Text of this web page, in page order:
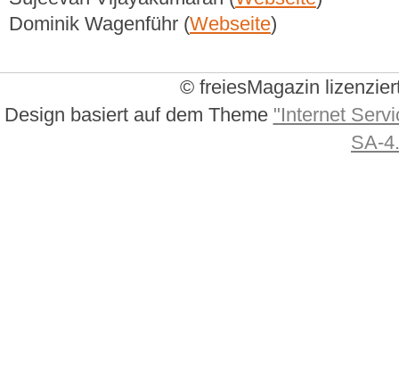
Dominik Wagenführ (Webseite)
© freiesMagazin
Design basiert auf dem Theme "Internet
SA-